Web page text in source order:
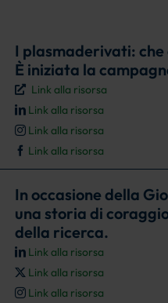
I plasmaderivati: che
È iniziata la
Link alla risorsa
Link alla risorsa
Link alla risorsa
Link alla risorsa
In occasione della
una storia di
della ricerca.
Link alla risorsa
Link alla risorsa
Link alla risorsa